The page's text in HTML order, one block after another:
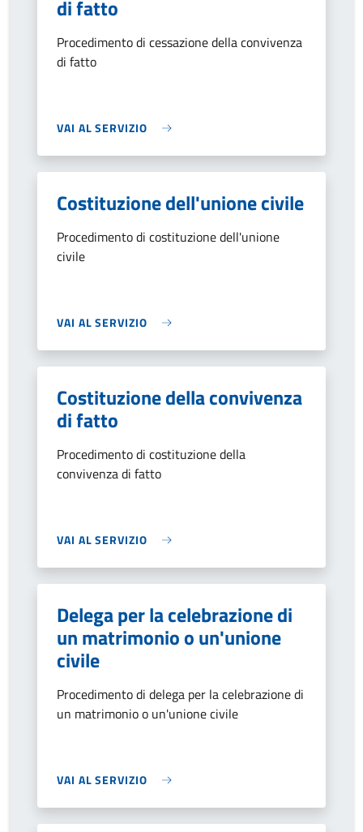
di fatto
Procedimento di cessazione della convivenza
di fatto
VAI AL SERVIZIO
Costituzione dell'unione civile
Procedimento di costituzione dell'unione
civile
VAI AL SERVIZIO
Costituzione della convivenza
di fatto
Procedimento di costituzione della
convivenza di fatto
VAI AL SERVIZIO
Delega per la celebrazione di
un matrimonio o un'unione
civile
Procedimento di delega per la celebrazione di
un matrimonio o un'unione civile
VAI AL SERVIZIO